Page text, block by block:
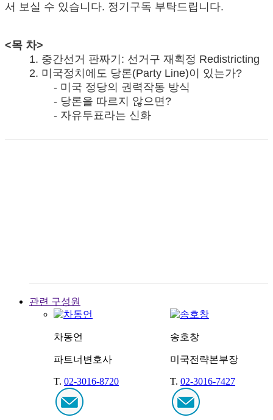
서 보실 수 있습니다. 정기구독 부탁드립니다.
<목 차>
1. 중간선거 판짜기: 선거구 재획정 Redistricting
2. 미국정치에도 당론(Party Line)이 있는가?
- 미국 정당의 권력작동 방식
- 당론을 따르지 않으면?
- 자유투표라는 신화
관련 구성원
차동언
파트너변호사
T. 02-3016-8720
송호창
미국전략본부장
T. 02-3016-7427